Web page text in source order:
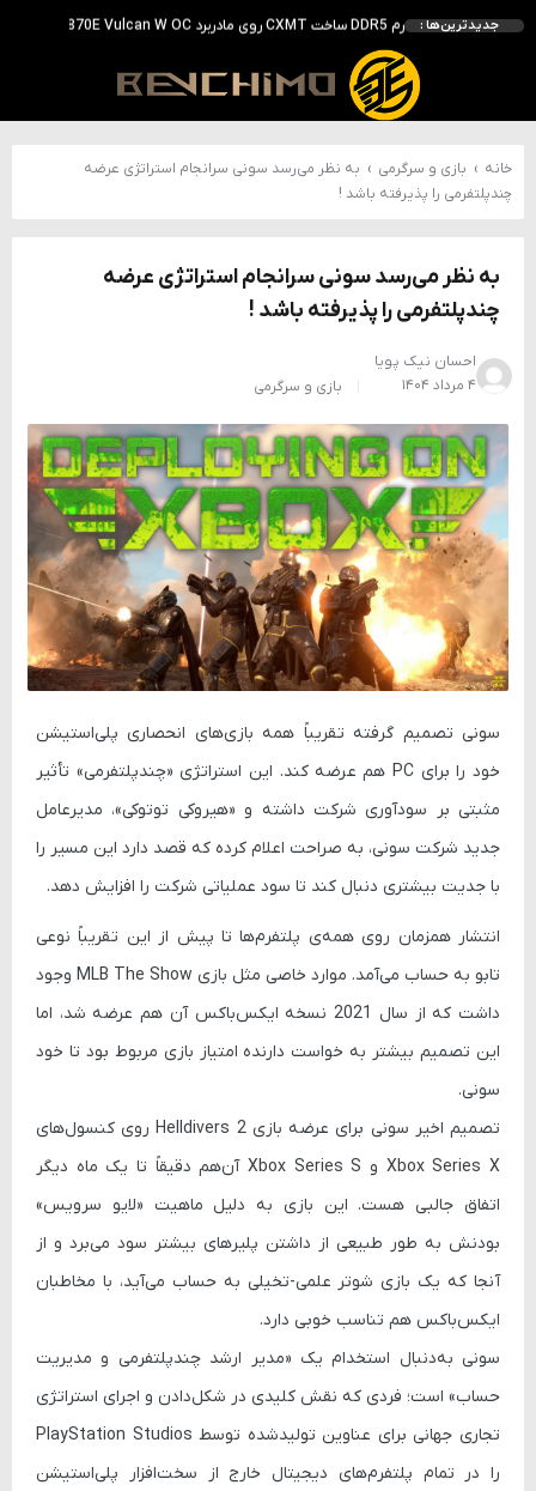
جدیدترین‌ها :
بررسی ASUS ROG Astral RTX 5090 در برابر Astral LC؛ آیا کارت گرافیک خنک‌تر واقعاً سریع‌تر است؟
احتمال معرفی GeForce RTX 5070 SUPER با حافظه 18 گیگابایتی؛ ارتقای محسوس نسبت به مدل استاندارد
انویدیا DLSS 5 را با سه مدل هوش مصنوعی معرفی کرد؛ انتقادهای اولیه نتیجه داد
انویدیا پردازنده 88 هسته‌ای Vera را معرفی کرد؛ CPU اختصاصی برای نسل بعدی هوش مصنوعی
خانه › بازی و سرگرمی › به نظر می‌رسد سونی سرانجام استراتژی عرضه
چندپلتفرمی را پذیرفته باشد !
به نظر می‌رسد سونی سرانجام استراتژی عرضه
چندپلتفرمی را پذیرفته باشد !
احسان نیک پویا
۴ مرداد ۱۴۰۴
بازی و سرگرمی
سونی تصمیم گرفته تقریباً همه بازی‌های انحصاری پلی‌استیشن
خود را برای PC هم عرضه کند. این استراتژی «چندپلتفرمی» تأثیر
مثبتی بر سودآوری شرکت داشته و «هیروکی توتوکی»، مدیرعامل
جدید شرکت سونی، به صراحت اعلام کرده که قصد دارد این مسیر را
با جدیت بیشتری دنبال کند تا سود عملیاتی شرکت را افزایش دهد.
انتشار همزمان روی همه‌ی پلتفرم‌ها تا پیش از این تقریباً نوعی
تابو به حساب می‌آمد. موارد خاصی مثل بازی MLB The Show وجود
داشت که از سال 2021 نسخه ایکس‌باکس آن هم عرضه شد، اما
این تصمیم بیشتر به خواست دارنده امتیاز بازی مربوط بود تا خود
سونی.
تصمیم اخیر سونی برای عرضه بازیHelldivers 2روی کنسول‌های
Xbox Series X و Xbox Series S آن‌هم دقیقاً تا یک ماه دیگر
اتفاق جالبی هست. این بازی به دلیل ماهیت «لایو سرویس»
بودنش به طور طبیعی از داشتن پلیرهای بیشتر سود می‌برد و از
آنجا که یک بازی شوتر علمی-تخیلی به حساب می‌آید، با مخاطبان
ایکس‌باکس هم تناسب خوبی دارد.
سونی به‌دنبال استخدام یک «مدیر ارشد چندپلتفرمی و مدیریت
حساب» است؛ فردی که نقش کلیدی در شکل‌دادن و اجرای استراتژی
تجاری جهانی برای عناوین تولیدشده توسط PlayStation Studios
را در تمام پلتفرم‌های دیجیتال خارج از سخت‌افزار پلی‌استیشن